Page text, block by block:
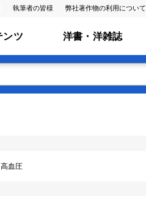
執筆者の皆様 弊社著作物の利用について
ンツ 洋書・洋雑誌
血圧